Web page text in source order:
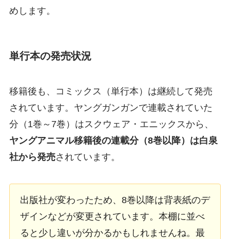
めします。
単行本の発売状況
移籍後も、コミックス（単行本）は継続して発売
されています。ヤングガンガンで連載されていた
分（1巻～7巻）はスクウェア・エニックスから、
ヤングアニマル移籍後の連載分（8巻以降）は白泉
社から発売されています。
出版社が変わったため、8巻以降は背表紙のデ
ザインなどが変更されています。本棚に並べ
ると少し違いが分かるかもしれませんね。最